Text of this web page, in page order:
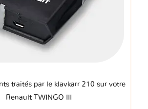
traités par le klavkarr 210 sur votre
Renault TWINGO III